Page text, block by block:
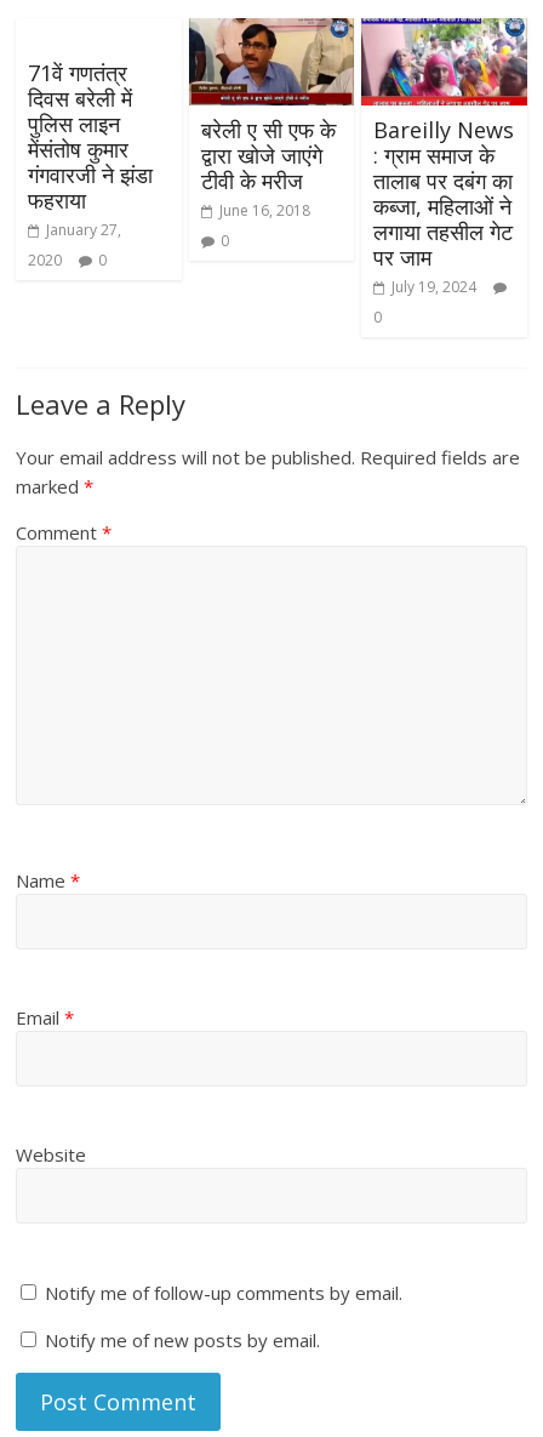
71वें गणतंत्र
दिवस बरेली में
पुलिस लाइन
मेंसंतोष कुमार
गंगवारजी ने झंडा
फहराया
January 27,
2020
0
बरेली ए सी एफ के
द्वारा खोजे जाएंगे
टीवी के मरीज
June 16, 2018
0
Bareilly News
: ग्राम समाज के
तालाब पर दबंग का
कब्जा, महिलाओं ने
लगाया तहसील गेट
पर जाम
July 19, 2024
0
Leave a Reply
Your email address will not be published. Required fields are
marked*
Comment*
Name*
Email*
Website
Notify me of follow-up comments by email.
Notify me of new posts by email.